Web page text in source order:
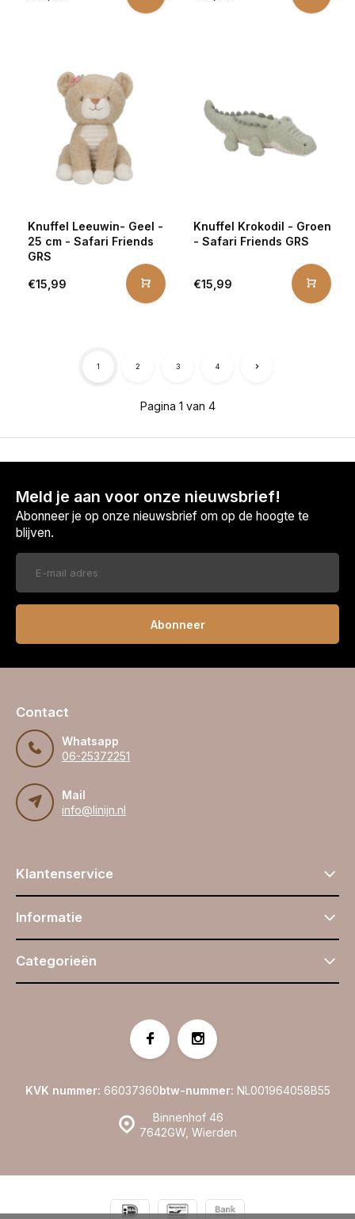
Knuffel Leeuwin- Geel -
25 cm - Safari Friends
GRS
€15,99
Knuffel Krokodil - Groen
- Safari Friends GRS
€15,99
Pagina 1 van 4
1 2 3 4
Meld je aan voor onze nieuwsbrief!
Abonneer je op onze nieuwsbrief om op de hoogte te
blijven.
Abonneer
Contact
Whatsapp
06-25372251
Mail
info@linijn.nl
Klantenservice
Informatie
Categorieën
Binnenhof 46
7642GW, Wierden
KVK nummer: 66037360btw-nummer: NL001964058B55